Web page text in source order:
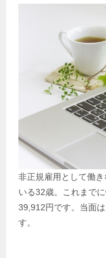
非正規雇用として働
いる32歳。これまで
39,912円です。当面
す。